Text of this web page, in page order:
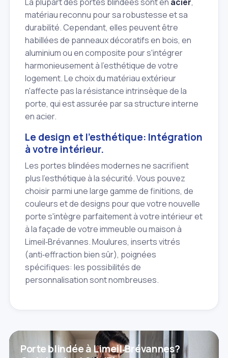
matériau reconnu pour sa robustesse et sa
durabilité. Cependant, elles peuvent être
habillées de panneaux décoratifs en bois, en
aluminium ou en composite pour s'intégrer
harmonieusement à l'esthétique de votre
logement. Le choix du matériau extérieur
n'affecte pas la résistance intrinsèque de la
porte, qui est assurée par sa structure interne
en acier.
Le design et l'esthétique: Intégration
à votre intérieur.
Les portes blindées modernes ne sacrifient
plus l'esthétique à la sécurité. Vous pouvez
choisir parmi une large gamme de finitions, de
couleurs et de designs pour que votre nouvelle
porte s'intègre parfaitement à votre intérieur et
à la façade de votre immeuble ou maison à
Limeil‑Brévannes. Moulures, inserts vitrés
(anti‑effraction bien sûr), poignées
spécifiques: les possibilités de
personnalisation sont nombreuses.
Porte blindée à Limeil‑Brévannes?